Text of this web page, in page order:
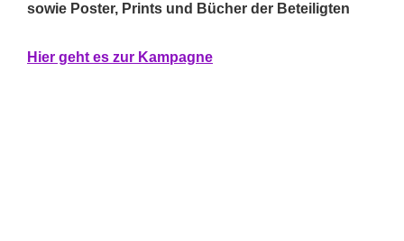
sowie Poster, Prints und Bücher der Beteiligten
Hier geht es zur Kampagne